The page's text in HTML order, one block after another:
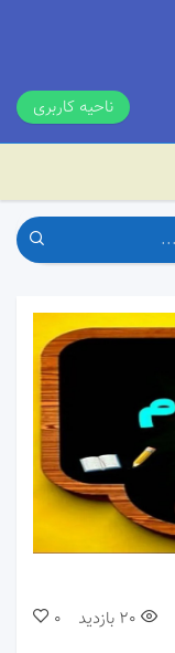
ناحیه کاربری
00:00
0 20 بازدید